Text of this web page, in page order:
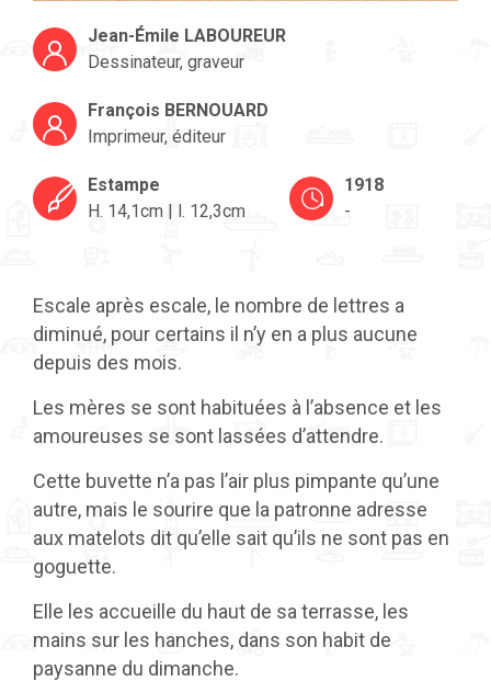
Jean-Émile LABOUREUR
Dessinateur, graveur
François BERNOUARD
Imprimeur, éditeur
Estampe
H. 14,1cm | l. 12,3cm
1918
-
Escale après escale, le nombre de lettres a
diminué, pour certains il n’y en a plus aucune
depuis des mois.
Les mères se sont habituées à l’absence et les
amoureuses se sont lassées d’attendre.
Cette buvette n’a pas l’air plus pimpante qu’une
autre, mais le sourire que la patronne adresse
aux matelots dit qu’elle sait qu’ils ne sont pas en
goguette.
Elle les accueille du haut de sa terrasse, les
mains sur les hanches, dans son habit de
paysanne du dimanche.